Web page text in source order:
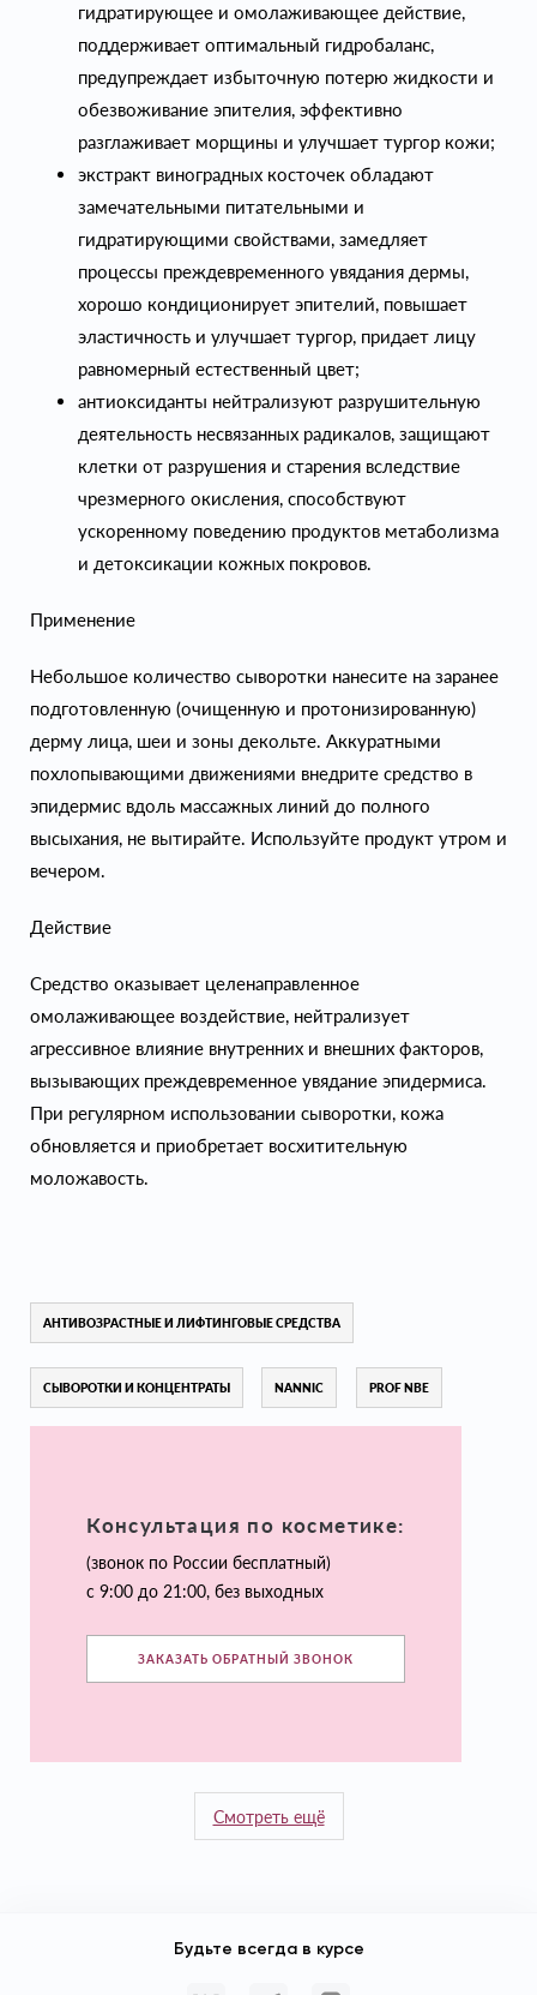
гидратирующее и омолаживающее действие,
поддерживает оптимальный гидробаланс,
предупреждает избыточную потерю жидкости и
обезвоживание эпителия, эффективно
разглаживает морщины и улучшает тургор кожи;
экстракт виноградных косточек обладают
замечательными питательными и
гидратирующими свойствами, замедляет
процессы преждевременного увядания дермы,
хорошо кондиционирует эпителий, повышает
эластичность и улучшает тургор, придает лицу
равномерный естественный цвет;
антиоксиданты нейтрализуют разрушительную
деятельность несвязанных радикалов, защищают
клетки от разрушения и старения вследствие
чрезмерного окисления, способствуют
ускоренному поведению продуктов метаболизма
и детоксикации кожных покровов.
Применение
Небольшое количество сыворотки нанесите на заранее
подготовленную (очищенную и протонизированную)
дерму лица, шеи и зоны декольте. Аккуратными
похлопывающими движениями внедрите средство в
эпидермис вдоль массажных линий до полного
высыхания, не вытирайте. Используйте продукт утром и
вечером.
Действие
Средство оказывает целенаправленное
омолаживающее воздействие, нейтрализует
агрессивное влияние внутренних и внешних факторов,
вызывающих преждевременное увядание эпидермиса.
При регулярном использовании сыворотки, кожа
обновляется и приобретает восхитительную
моложавость.
АНТИВОЗРАСТНЫЕ И ЛИФТИНГОВЫЕ СРЕДСТВА
СЫВОРОТКИ И КОНЦЕНТРАТЫ NANNIC PROF NBE
Консультация по косметике:
(звонок по России бесплатный)
с 9:00 до 21:00, без выходных
ЗАКАЗАТЬ ОБРАТНЫЙ ЗВОНОК
Смотреть ещё
Будьте всегда в курсе